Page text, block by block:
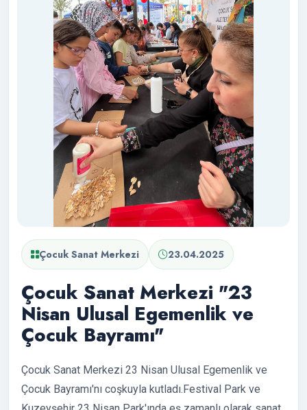
Çocuk Sanat Merkezi 23.04.2025
Çocuk Sanat Merkezi "23
Nisan Ulusal Egemenlik ve
Çocuk Bayramı"
Çocuk Sanat Merkezi 23 Nisan Ulusal Egemenlik ve
Çocuk Bayramı'nı coşkuyla kutladı.Festival Park ve